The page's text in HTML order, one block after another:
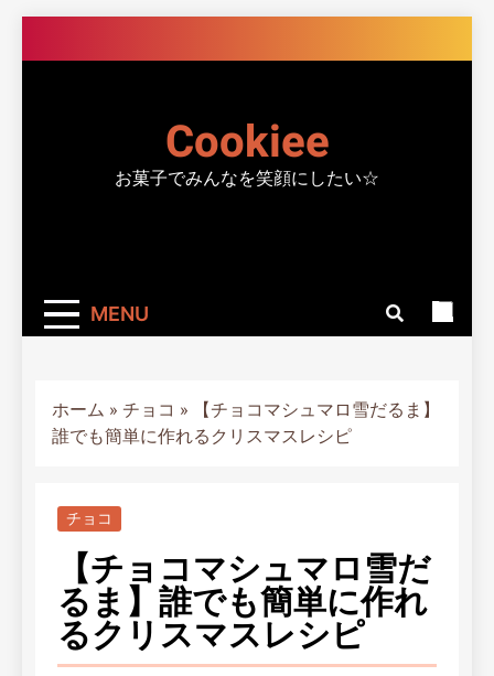
to
Cookiee
お菓子でみんなを笑顔にしたい☆
MENU
ホーム » チョコ »
【チョコマシュマロ雪だるま】
誰でも簡単に作れるクリスマスレシピ
チョコ
【チョコマシュマロ雪だ
るま】誰でも簡単に作れ
るクリスマスレシピ